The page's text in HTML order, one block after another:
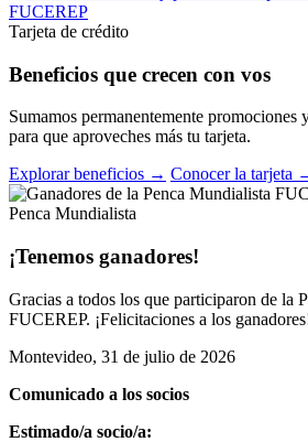
Tarjeta de crédito
Beneficios que crecen con vos
Sumamos permanentemente promociones
para que aproveches más tu tarjeta.
Explorar beneficios → Conocer la tarjeta
Penca Mundialista
¡Tenemos ganadores!
Gracias a todos los que participaron de la
FUCEREP. ¡Felicitaciones a los
Montevideo, 31 de julio de 2026
Comunicado a los socios
Estimado/a socio/a: